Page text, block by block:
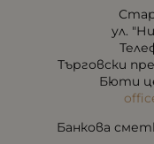
ул.
Търговски
Бюти
Банкова